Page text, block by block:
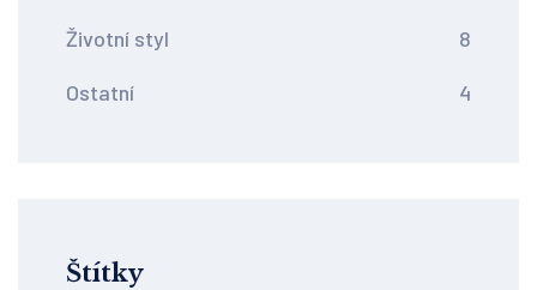
Životní styl 8
Ostatní 4
Štítky